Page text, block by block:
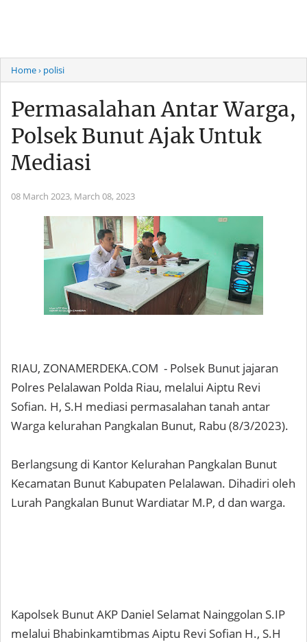
Home› polisi
Permasalahan Antar Warga,
Polsek Bunut Ajak Untuk
Mediasi
08 March 2023, March 08, 2023
RIAU, ZONAMERDEKA.COM - Polsek Bunut jajaran
Polres Pelalawan Polda Riau, melalui Aiptu Revi
Sofian. H, S.H mediasi permasalahan tanah antar
Warga kelurahan Pangkalan Bunut, Rabu (8/3/2023).
Berlangsung di Kantor Kelurahan Pangkalan Bunut
Kecamatan Bunut Kabupaten Pelalawan. Dihadiri oleh
Lurah Pangkalan Bunut Wardiatar M.P, d dan warga.
Kapolsek Bunut AKP Daniel Selamat Nainggolan S.IP
melalui Bhabinkamtibmas Aiptu Revi Sofian H., S.H